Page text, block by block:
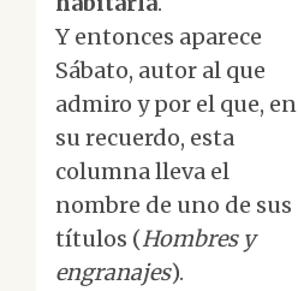
Y entonces aparece
Sábato, autor al que
admiro y por el que, en
su recuerdo, esta
columna lleva el
nombre de uno de sus
títulos (Hombres y
engranajes).